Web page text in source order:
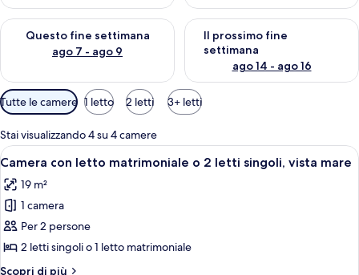
Questo fine settimana
ago 7 - ago 9
Verifica la disponibilità per questo fine settimana, ago 7 - ago
Il prossimo fine
settimana
ago 14 - ago 16
Verifica la disponibilità per il
Filtri
disponibili
per
le
camere
Tutte le camere 1 letto 2 letti 3+ letti
Stai visualizzando 4 su 4 camere
Apri
tutte
le
foto
per
Camera
con
Una camera d'albergo con due letti,
3
Camera con letto matrimoniale o 2 letti singoli, vista mare
19 m²
1 camera
Per 2 persone
2 letti singoli o 1 letto matrimoniale
Scopri di più
Altri